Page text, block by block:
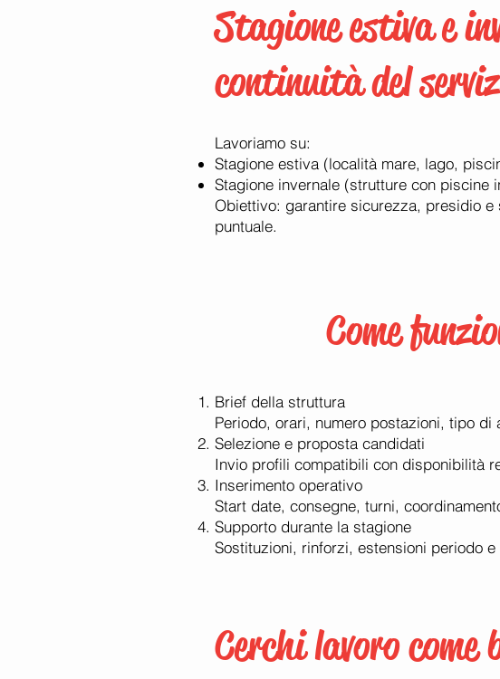
Stagione estiva e
continuità del
Lavoriamo su:
Stagione estiva (località mare, lago,
Stagione invernale (strutture con piscine
Obiettivo: garantire sicurezza, presidio
puntuale.
Come
Brief della struttura
Periodo, orari, numero postazioni, tipo
Selezione e proposta candidati
Invio profili compatibili con disponibilità
Inserimento operativo
Start date, consegne, turni,
Supporto durante la stagione
Sostituzioni, rinforzi, estensioni periodo
Cerchi lavoro